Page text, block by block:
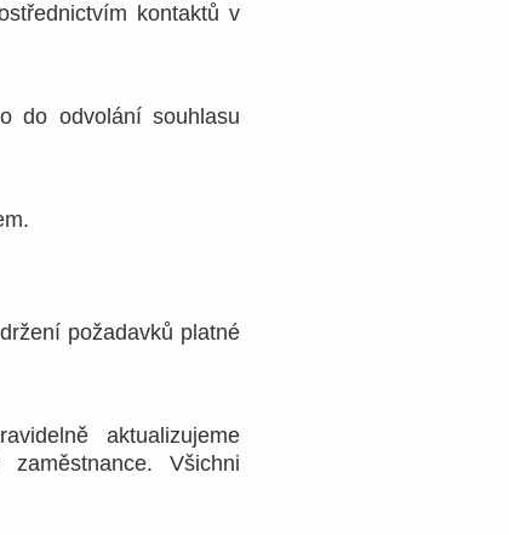
kontaktů v
do odvolání souhlasu
požadavků platné
aktualizujeme
Všichni